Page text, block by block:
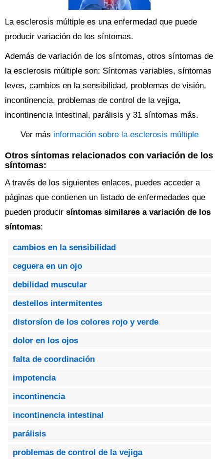
La esclerosis múltiple es una enfermedad que puede
producir variación de los síntomas.
Además de variación de los síntomas, otros síntomas de
la esclerosis múltiple son: Síntomas variables, síntomas
leves, cambios en la sensibilidad, problemas de visión,
incontinencia, problemas de control de la vejiga,
incontinencia intestinal, parálisis y 31 síntomas más.
Ver más información sobre la esclerosis múltiple
Otros síntomas relacionados con variación de los
síntomas:
A través de los siguientes enlaces, puedes acceder a
páginas que contienen un listado de enfermedades que
pueden producir síntomas similares a variación de los
síntomas:
cambios en la sensibilidad
ceguera en un ojo
debilidad muscular
destellos intermitentes
distorsíon de los colores rojo y verde
dolor en los ojos
falta de coordinación
impotencia
incontinencia
incontinencia intestinal
parálisis
problemas de control de la vejiga